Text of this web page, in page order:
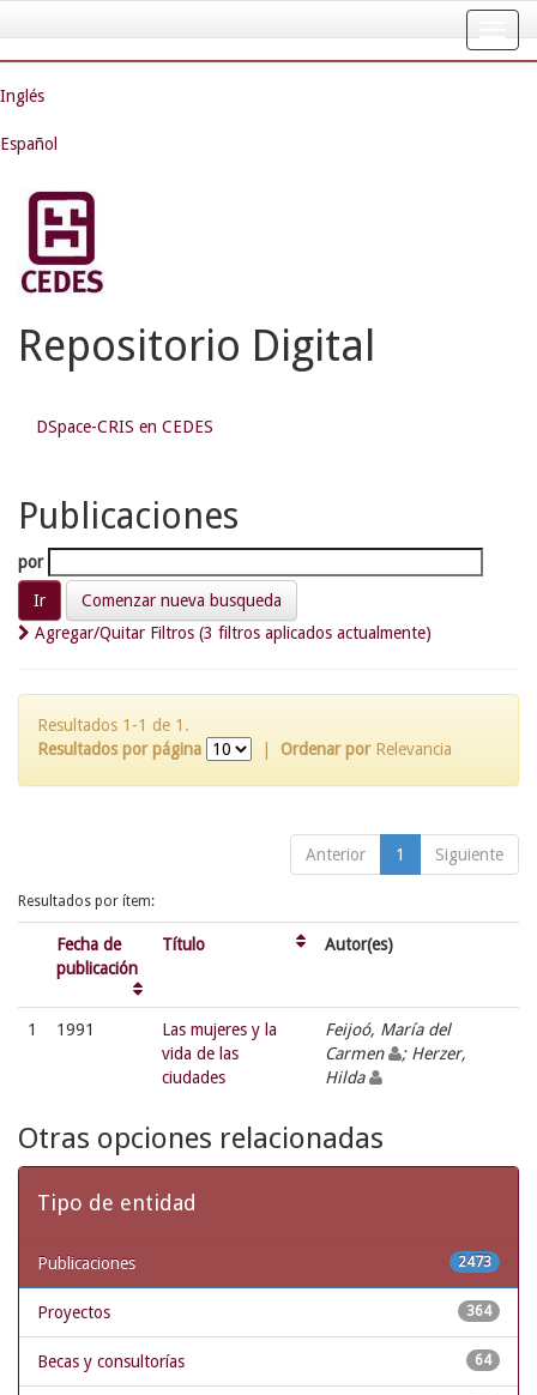
navigation
Inglés
Español
Repositorio Digital
DSpace-CRIS en CEDES
Publicaciones
por
Comenzar nueva busqueda
Agregar/Quitar Filtros (3 filtros aplicados actualmente)
Resultados 1-1 de 1.
Resultados por página
Ordenar por Relevancia
Anterior 1 Siguiente
Resultados por ítem:
Fecha de
publicación
Título Autor(es)
1 1991
Las mujeres y la
vida de las
ciudades
Feijoó, María del
Carmen
; Herzer,
Hilda
Otras opciones relacionadas
Tipo de entidad
2473
Publicaciones
364
Proyectos
64
Becas y consultorías